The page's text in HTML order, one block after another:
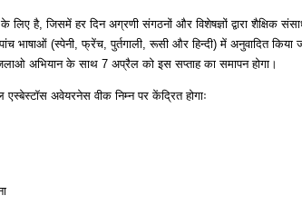
है, जिसमें हर दिन अग्रणी संगठनों और विशेषज्ञों द्वारा शैक्षिक
भाषाओं (स्पेनी, फ्रेंच, पुर्तगाली, रूसी और हिन्दी) में अनुवादित
अभियान के साथ 7 अप्रैल को इस सप्ताह का समापन होगा।
एस्बेस्टॉस अवेयरनेस वीक निम्न पर केंद्रित होगाः